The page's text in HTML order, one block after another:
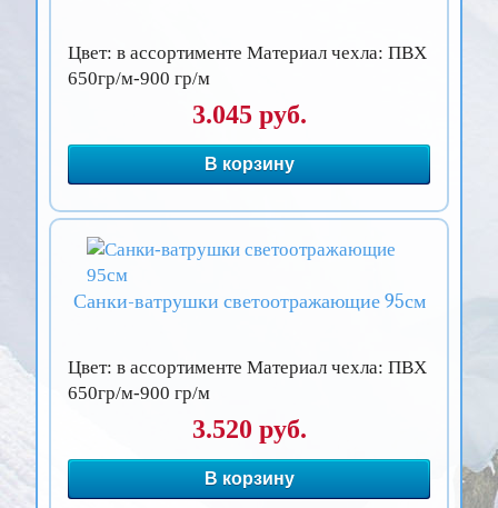
Цвет: в ассортименте Материал чехла: ПВХ
650гр/м-900 гр/м
3.045 руб.
В корзину
Санки-ватрушки светоотражающие 95см
Цвет: в ассортименте Материал чехла: ПВХ
650гр/м-900 гр/м
3.520 руб.
В корзину